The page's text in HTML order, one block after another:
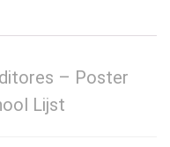
– Poster
Lijst